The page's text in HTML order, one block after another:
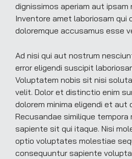
dignissimos aperiam aut ipsam
Inventore amet laboriosam qui
doloremque accusamus esse
Ad nisi qui aut nostrum
error eligendi suscipit
Voluptatem nobis sit nisi
velit. Dolor et distinctio enim
dolorem minima eligendi et aut
Recusandae similique tempora
sapiente sit qui itaque. Nisi
optio voluptates molestiae
consequuntur sapiente